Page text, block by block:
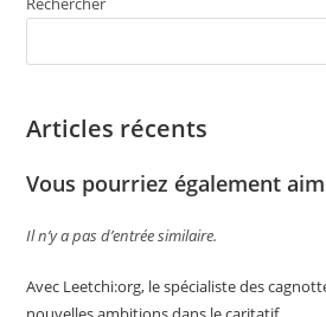
Articles récents
Vous pourriez également
Il n’y a pas d’entrée similaire.
Avec Leetchi:org, le spécialiste des